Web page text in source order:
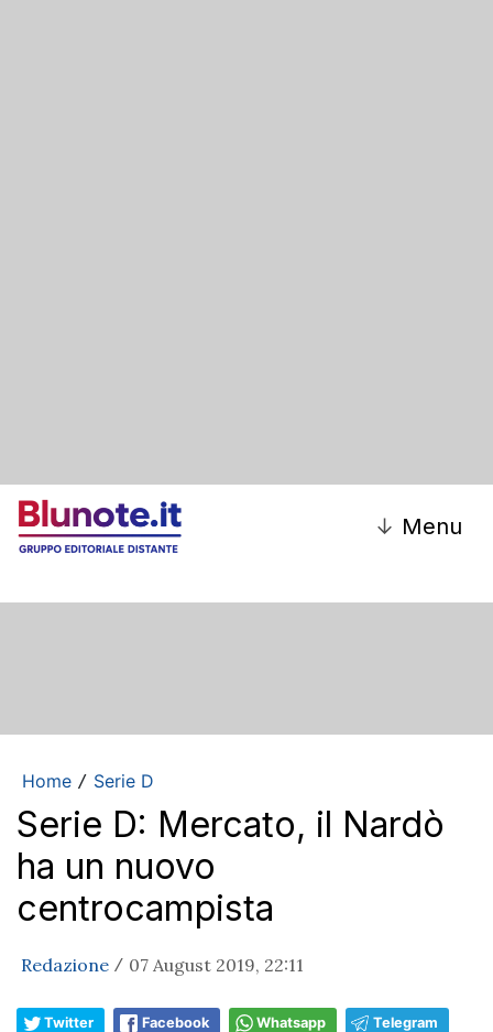
↓ Menu
Home / Serie D
Serie D: Mercato, il Nardò
ha un nuovo
centrocampista
Redazione / 07 August 2019, 22:11
Twitter Facebook Whatsapp Telegram